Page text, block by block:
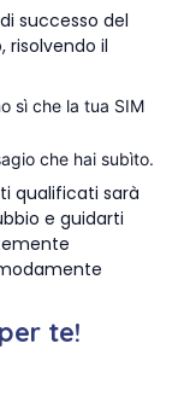
successo del
risolvendo il
sì che la tua SIM
che hai subìto.
qualificati sarà
e guidarti
te!